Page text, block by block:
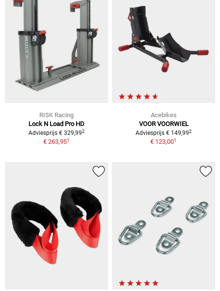
RISK Racing
Lock N Load Pro HD
Adviesprijs € 329,992
€ 263,951
Acebikes
VOOR VOORWIEL
Adviesprijs € 149,992
€ 123,001